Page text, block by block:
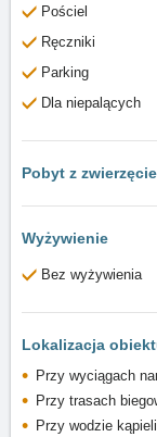
Pościel
Ręczniki
Parking
Dla niepalących
Pobyt z
Wyżywienie
Bez wyżywienia
Lokalizacja
Przy wyciągach
Przy trasach
Przy wodzie